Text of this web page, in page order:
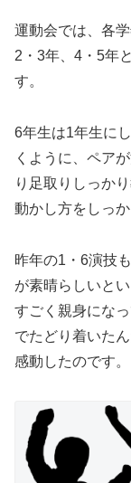
運動会では、各
2・3年、4・5年
す。
6年生は1年生に
くように、ペア
り足取りしっか
動かし方をしっ
昨年の1・6演技
が素晴らしいと
すごく親身にな
でたどり着いた
感動したのです。